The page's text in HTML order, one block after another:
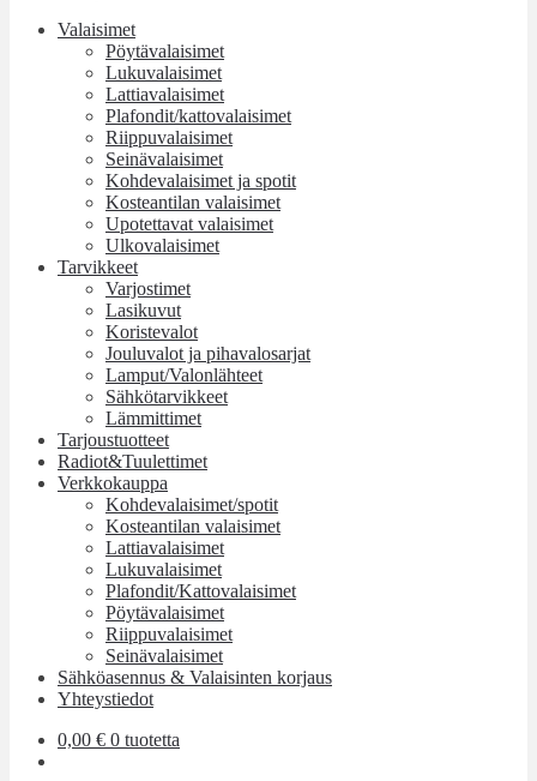
Valaisimet
Pöytävalaisimet
Lukuvalaisimet
Lattiavalaisimet
Plafondit/kattovalaisimet
Riippuvalaisimet
Seinävalaisimet
Kohdevalaisimet ja spotit
Kosteantilan valaisimet
Upotettavat valaisimet
Ulkovalaisimet
Tarvikkeet
Varjostimet
Lasikuvut
Koristevalot
Jouluvalot ja pihavalosarjat
Lamput/Valonlähteet
Sähkötarvikkeet
Lämmittimet
Tarjoustuotteet
Radiot&Tuulettimet
Verkkokauppa
Kohdevalaisimet/spotit
Kosteantilan valaisimet
Lattiavalaisimet
Lukuvalaisimet
Plafondit/Kattovalaisimet
Pöytävalaisimet
Riippuvalaisimet
Seinävalaisimet
Sähköasennus & Valaisinten korjaus
Yhteystiedot
0,00 € 0 tuotetta